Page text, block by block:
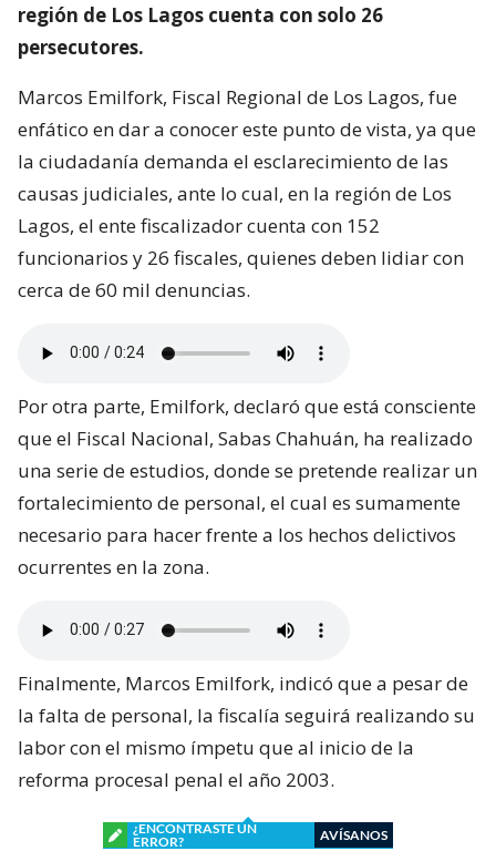
región de Los Lagos cuenta con solo 26
persecutores.
Marcos Emilfork, Fiscal Regional de Los Lagos, fue
enfático en dar a conocer este punto de vista, ya que
la ciudadanía demanda el esclarecimiento de las
causas judiciales, ante lo cual, en la región de Los
Lagos, el ente fiscalizador cuenta con 152
funcionarios y 26 fiscales, quienes deben lidiar con
cerca de 60 mil denuncias.
Por otra parte, Emilfork, declaró que está consciente
que el Fiscal Nacional, Sabas Chahuán, ha realizado
una serie de estudios, donde se pretende realizar un
fortalecimiento de personal, el cual es sumamente
necesario para hacer frente a los hechos delictivos
ocurrentes en la zona.
Finalmente, Marcos Emilfork, indicó que a pesar de
la falta de personal, la fiscalía seguirá realizando su
labor con el mismo ímpetu que al inicio de la
reforma procesal penal el año 2003.
¿ENCONTRASTE UN
ERROR?
AVÍSANOS